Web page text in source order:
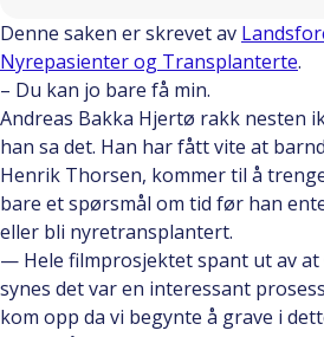
Denne saken er skrevet av
Nyrepasienter og Transplanterte.
– Du kan jo bare få min.
Andreas Bakka Hjertø rakk nesten
han sa det. Han har fått vite at
Henrik Thorsen, kommer til å
bare et spørsmål om tid før han
eller bli nyretransplantert.
— Hele filmprosjektet spant ut av
synes det var en interessant
kom opp da vi begynte å grave i